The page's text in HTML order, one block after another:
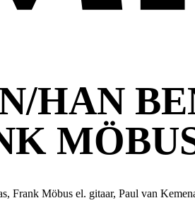
HAN
Frank Möbus el. gitaar, Paul van